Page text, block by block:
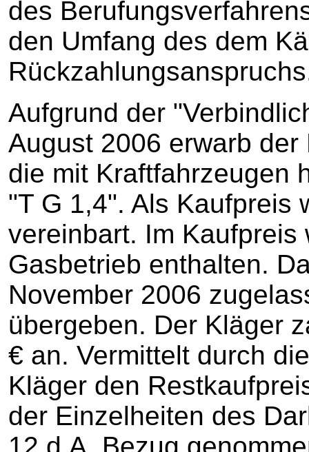
des
den Umfang des dem
Aufgrund der
August 2006 erwarb
die mit Kraftfahrzeugen
"T G 1,4". Als Kaufpreis
vereinbart. Im
Gasbetrieb enthalten.
November 2006
übergeben. Der Kläger
€ an. Vermittelt durch
Kläger den
der Einzelheiten des
12 d.A. Bezug